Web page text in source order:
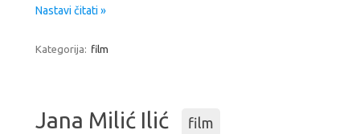
Nastavi čitati »
Kategorija: film
Jana Milić Ilić film